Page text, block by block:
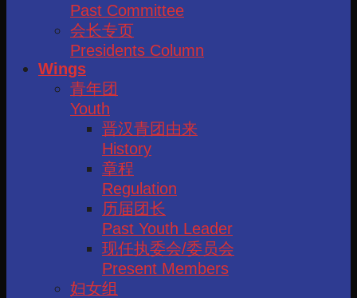
Past Committee
会长专页
Presidents Column
Wings
青年团
Youth
晋汉青团由来
History
章程
Regulation
历届团长
Past Youth Leader
现任执委会/委员会
Present Members
妇女组